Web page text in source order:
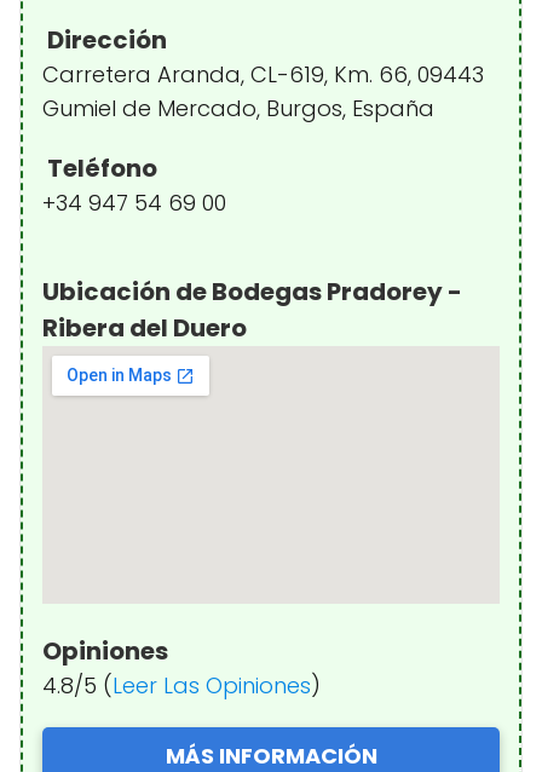
Dirección
Carretera Aranda, CL-619, Km. 66, 09443
Gumiel de Mercado, Burgos, España
Teléfono
+34 947 54 69 00
Ubicación de Bodegas Pradorey -
Ribera del Duero
Opiniones
4.8/5 (Leer Las Opiniones)
MÁS INFORMACIÓN